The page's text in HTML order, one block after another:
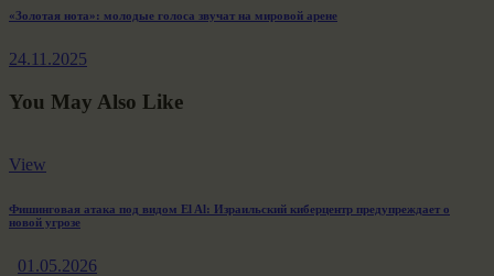
Next
«Золотая нота»: молодые голоса звучат на мировой арене
24.11.2025
You May Also Like
View
Фишинговая атака под видом El Al: Израильский киберцентр предупреждает о
новой угрозе
01.05.2026